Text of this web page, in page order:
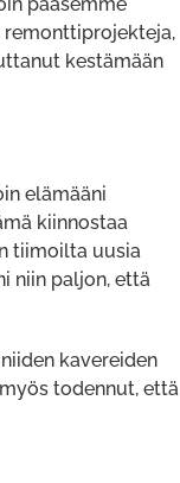
remonttiprojekteja,
kestämään
elämääni
kiinnostaa
tiimoilta uusia
niin paljon, että
kavereiden
todennut, että